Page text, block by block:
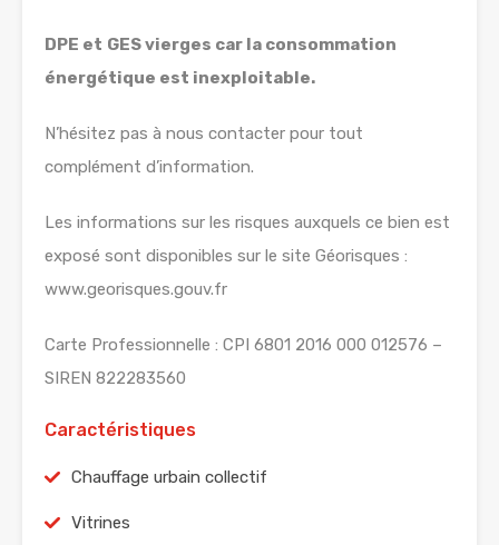
DPE et GES vierges car la consommation
énergétique est inexploitable.
N’hésitez pas à nous contacter pour tout
complément d’information.
Les informations sur les risques auxquels ce bien est
exposé sont disponibles sur le site Géorisques :
www.georisques.gouv.fr
Carte Professionnelle : CPI 6801 2016 000 012576 –
SIREN 822283560
Caractéristiques
Chauffage urbain collectif
Vitrines